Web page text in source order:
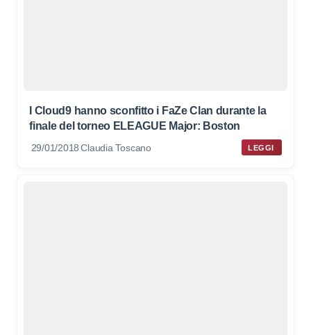
I Cloud9 hanno sconfitto i FaZe Clan durante la
finale del torneo ELEAGUE Major: Boston
29/01/2018 Claudia Toscano LEGGI